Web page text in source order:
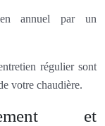
annuel par un
régulier sont
votre chaudière.
et